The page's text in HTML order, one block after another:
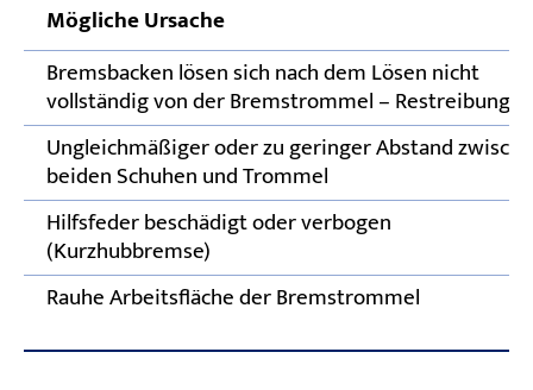
Mögliche Ursache
Bremsbacken lösen sich nach dem Lösen nicht
vollständig von der Bremstrommel – Restreibung
Ungleichmäßiger oder zu geringer Abstand
beiden Schuhen und Trommel
Hilfsfeder beschädigt oder verbogen
(Kurzhubbremse)
Rauhe Arbeitsfläche der Bremstrommel